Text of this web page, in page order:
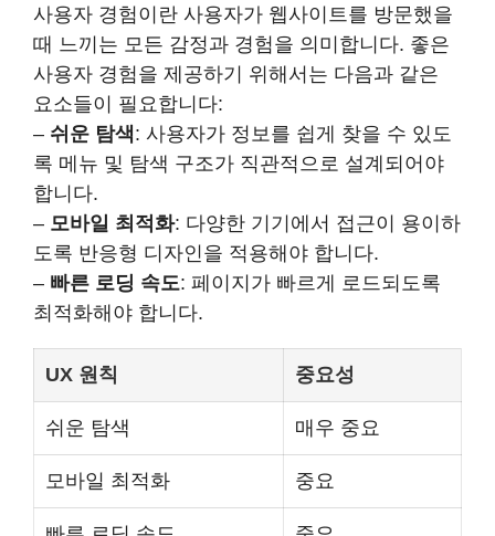
사용자 경험이란 사용자가 웹사이트를 방문했을
때 느끼는 모든 감정과 경험을 의미합니다. 좋은
사용자 경험을 제공하기 위해서는 다음과 같은
요소들이 필요합니다:
– 쉬운 탐색: 사용자가 정보를 쉽게 찾을 수 있도
록 메뉴 및 탐색 구조가 직관적으로 설계되어야
합니다.
– 모바일 최적화: 다양한 기기에서 접근이 용이하
도록 반응형 디자인을 적용해야 합니다.
– 빠른 로딩 속도: 페이지가 빠르게 로드되도록
최적화해야 합니다.
UX 원칙 중요성
쉬운 탐색 매우 중요
모바일 최적화 중요